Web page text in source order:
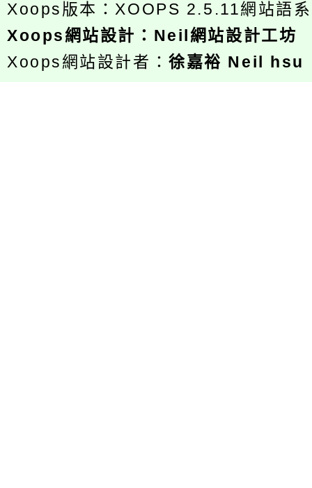
Xoops版本： XOOPS 2.5.11網站語
Xoops網站設計 ： Neil網站設計工坊
Xoops網站設計者：徐嘉裕 Neil hsu